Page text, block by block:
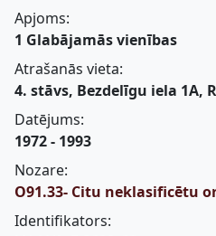
Apjoms:
1 Glabājamās vienības
Atrašanās vieta:
4. stāvs, Bezdelīgu iela 1A,
Datējums:
1972 - 1993
Nozare:
O91.33- Citu neklasificētu
Identifikators: